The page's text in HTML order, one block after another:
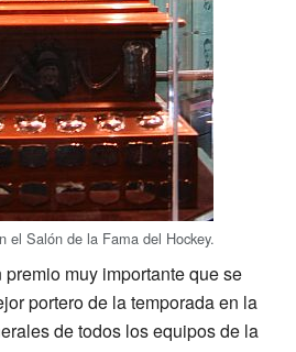
el Salón de la Fama del Hockey.
premio muy importante que se
portero de la temporada en la
de todos los equipos de la